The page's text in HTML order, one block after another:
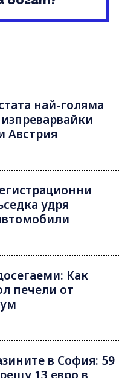
най-голяма
Австрия
удря
Как
печели от
в София: 59
13 евро в